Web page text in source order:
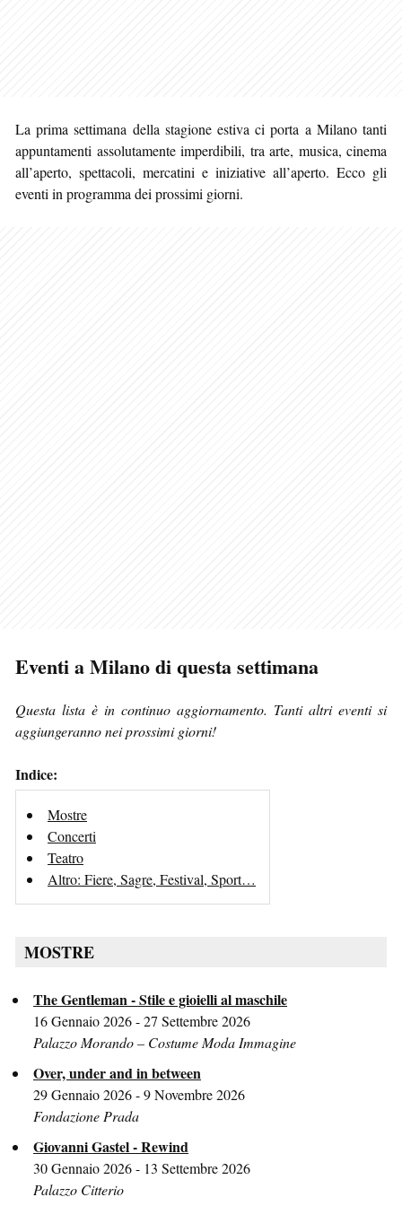
La prima settimana della stagione estiva ci porta a Milano tanti
appuntamenti assolutamente imperdibili, tra arte, musica, cinema
all’aperto, spettacoli, mercatini e iniziative all’aperto. Ecco gli
eventi in programma dei prossimi giorni.
Eventi a Milano di questa settimana
Questa lista è in continuo aggiornamento. Tanti altri eventi si
aggiungeranno nei prossimi giorni!
Indice:
Mostre
Concerti
Teatro
Altro: Fiere, Sagre, Festival, Sport…
MOSTRE
The Gentleman - Stile e gioielli al maschile
16 Gennaio 2026 - 27 Settembre 2026
Palazzo Morando – Costume Moda Immagine
Over, under and in between
29 Gennaio 2026 - 9 Novembre 2026
Fondazione Prada
Giovanni Gastel - Rewind
30 Gennaio 2026 - 13 Settembre 2026
Palazzo Citterio